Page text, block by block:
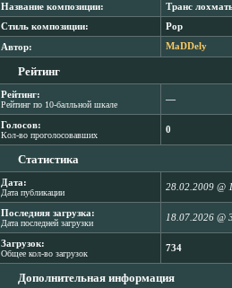
Название композиции: Транс
Стиль композиции: Pop
Автор: MaDDely
Рейтинг
Рейтинг:
Рейтинг по 10-балльной шкале
―
Голосов:
Кол-во проголосовавших
0
Статистика
Дата:
Дата публикации
28.02.2009 @
Последняя загрузка:
Дата последней загрузки
18.07.2026 @
Загрузок:
Общее кол-во загрузок
734
Дополнительная информация